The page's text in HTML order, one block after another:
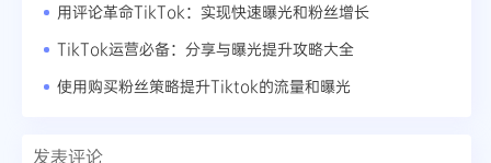
用评论革命TikTok：实现快速曝光和粉丝增长
TikTok运营必备：分享与曝光提升攻略大全
使用购买粉丝策略提升Tiktok的流量和曝光
发表评论